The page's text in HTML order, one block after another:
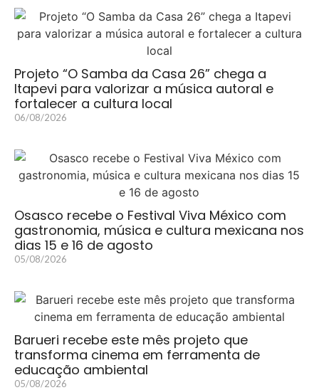
Projeto “O Samba da Casa 26” chega a
Itapevi para valorizar a música autoral e
fortalecer a cultura local
06/08/2026
Osasco recebe o Festival Viva México com
gastronomia, música e cultura mexicana nos
dias 15 e 16 de agosto
05/08/2026
Barueri recebe este mês projeto que
transforma cinema em ferramenta de
educação ambiental
05/08/2026